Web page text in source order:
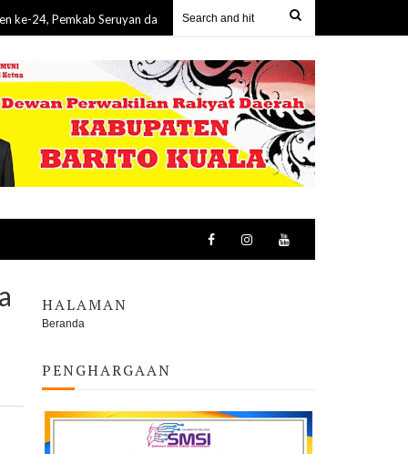
Seruyan dan Bulog Gelar GPM, Bantu Warga Dapatkan Sembako
HALAMAN
Beranda
PENGHARGAAN